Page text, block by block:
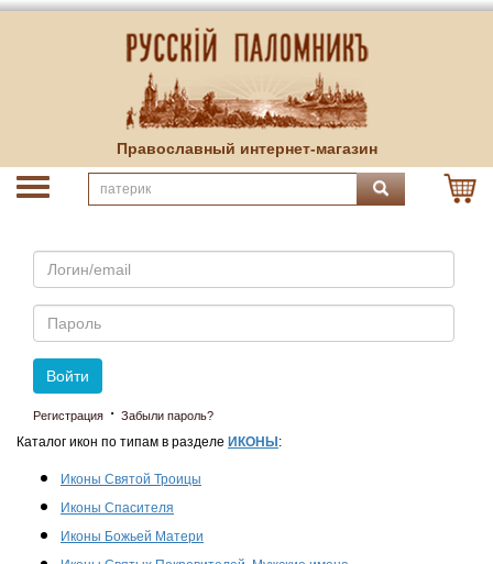
Православный интернет-магазин
Email
Пароль
Войти
Регистрация · Забыли пароль?
Каталог икон по типам в разделе ИКОНЫ :
Иконы Святой Троицы
Иконы Спасителя
Иконы Божьей Матери